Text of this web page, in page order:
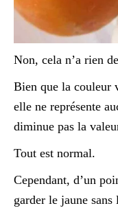
Non, cela n’a rien
Bien que la couleur
elle ne représente
diminue pas la
Tout est normal.
Cependant, d’un
garder le jaune